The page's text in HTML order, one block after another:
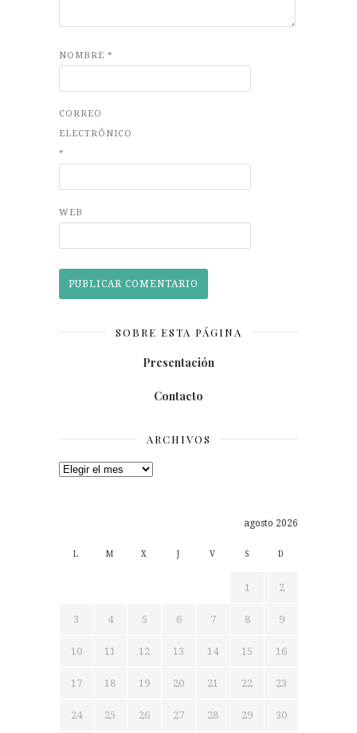
NOMBRE *
CORREO
ELECTRÓNICO
*
WEB
SOBRE ESTA PÁGINA
Presentación
Contacto
ARCHIVOS
Archivos
agosto 2026
L M X J V S D
1 2
3 4 5 6 7 8 9
10 11 12 13 14 15 16
17 18 19 20 21 22 23
24 25 26 27 28 29 30